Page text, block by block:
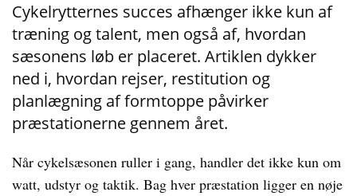
Cykelrytternes succes afhænger ikke kun af
træning og talent, men også af, hvordan
sæsonens løb er placeret. Artiklen dykker
ned i, hvordan rejser, restitution og
planlægning af formtoppe påvirker
præstationerne gennem året.
Når cykelsæsonen ruller i gang, handler det ikke kun om
watt, udstyr og taktik. Bag hver præstation ligger en nøje